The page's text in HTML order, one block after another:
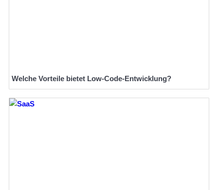
Welche Vorteile bietet Low-Code-Entwicklung?